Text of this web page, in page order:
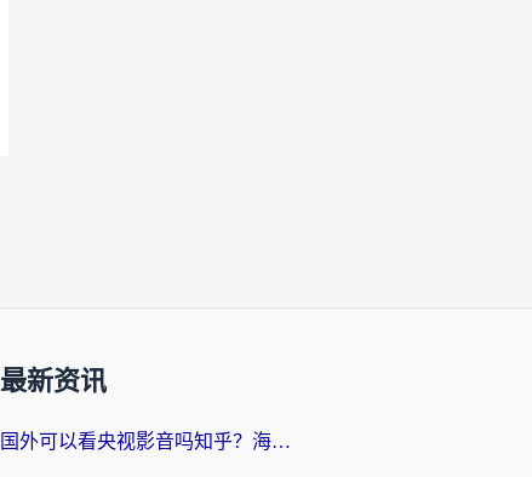
最新资讯
国外可以看央视影音吗知乎？海外党亲测有效的回国加速方案